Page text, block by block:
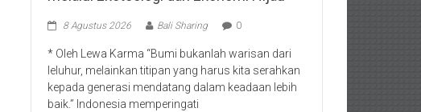
8 Agustus 2026 Bali Sharing 0
* Oleh Lewa Karma “Bumi bukanlah warisan dari
leluhur, melainkan titipan yang harus kita serahkan
kepada generasi mendatang dalam keadaan lebih
baik.” Indonesia memperingati